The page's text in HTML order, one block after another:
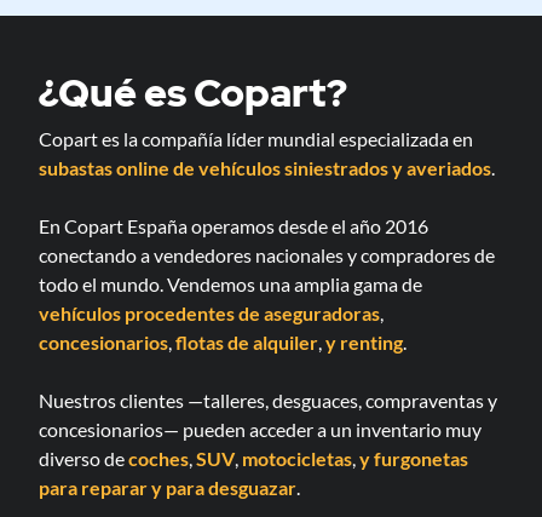
¿Qué es Copart?
Copart es la compañía líder mundial especializada en
subastas online de vehículos siniestrados y averiados
En Copart España operamos desde el año 2016
conectando a vendedores nacionales y compradores de
todo el mundo. Vendemos una amplia gama de
vehículos procedentes de aseguradoras
concesionarios flotas de alquiler y renting
Nuestros clientes —talleres, desguaces, compraventas y
concesionarios— pueden acceder a un inventario muy
diverso decoches SUV, motocicletas y furgonetas
para reparary para desguazar